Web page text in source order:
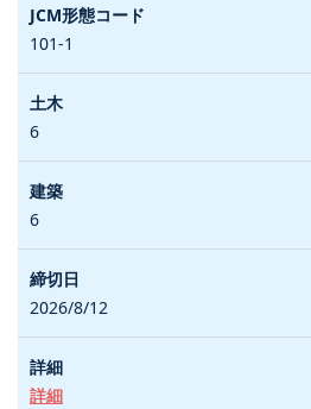
101-1
6
6
2026/8/12
詳細